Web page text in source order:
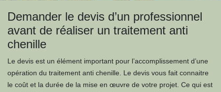
Demander le devis d’un professionnel
avant de réaliser un traitement anti
chenille
Le devis est un élément important pour l’accomplissement d’une
opération du traitement anti chenille. Le devis vous fait connaitre
le coût et la durée de la mise en œuvre de votre projet. Ce qui est